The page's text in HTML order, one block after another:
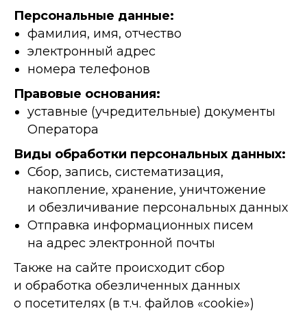
Персональные данные:
фамилия, имя, отчество
электронный адрес
номера телефонов
Правовые основания:
уставные (учредительные) документы
Оператора
Виды обработки персональных данных:
Сбор, запись, систематизация,
накопление, хранение, уничтожение
и обезличивание персональных данных
Отправка информационных писем
на адрес электронной почты
Также на сайте происходит сбор
и обработка обезличенных данных
о посетителях (в т.ч. файлов «cookie»)